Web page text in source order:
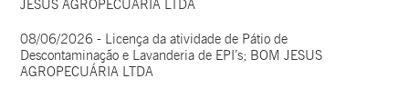
JESUS AGROPECUÁRIA LTDA
08/06/2026 - Licença da atividade de Pátio de
Descontaminação e Lavanderia de EPI’s; BOM JESUS
AGROPECUÁRIA LTDA